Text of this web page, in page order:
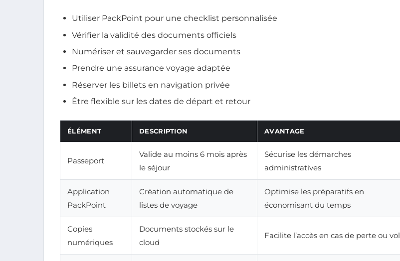
Utiliser PackPoint pour une checklist personnalisée
Vérifier la validité des documents officiels
Numériser et sauvegarder ses documents
Prendre une assurance voyage adaptée
Réserver les billets en navigation privée
Être flexible sur les dates de départ et retour
ÉLÉMENT DESCRIPTION AVANTAGE
Passeport
Valide au moins 6 mois après
le séjour
Sécurise les démarches
administratives
Application
PackPoint
Création automatique de
listes de voyage
Optimise les préparatifs en
économisant du temps
Copies
numériques
Documents stockés sur le
cloud
Facilite l’accès en cas de perte ou vol